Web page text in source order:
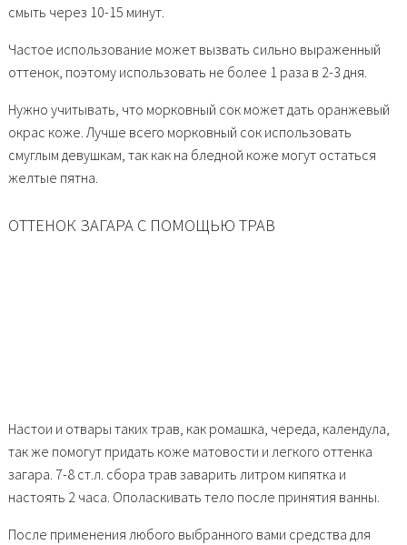
смыть через 10-15 минут.
Частое использование может вызвать сильно выраженный
оттенок, поэтому использовать не более 1 раза в 2-3 дня.
Нужно учитывать, что морковный сок может дать оранжевый
окрас коже. Лучше всего морковный сок использовать
смуглым девушкам, так как на бледной коже могут остаться
желтые пятна.
ОТТЕНОК ЗАГАРА С ПОМОЩЬЮ ТРАВ
Настои и отвары таких трав, как ромашка, череда, календула,
так же помогут придать коже матовости и легкого оттенка
загара. 7-8 ст.л. сбора трав заварить литром кипятка и
настоять 2 часа. Ополаскивать тело после принятия ванны.
После применения любого выбранного вами средства для